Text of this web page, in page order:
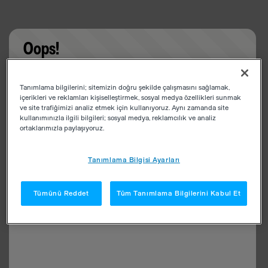
Oops!
app
Tanımlama bilgilerini; sitemizin doğru şekilde çalışmasını sağlamak,
içerikleri ve reklamları kişiselleştirmek, sosyal medya özellikleri sunmak
ve site trafiğimizi analiz etmek için kullanıyoruz. Aynı zamanda site
kullanımınızla ilgili bilgileri; sosyal medya, reklamcılık ve analiz
ortaklarımızla paylaşıyoruz.
Tanımlama Bilgisi Ayarları
Tümünü Reddet Tüm Tanımlama Bilgilerini Kabul Et